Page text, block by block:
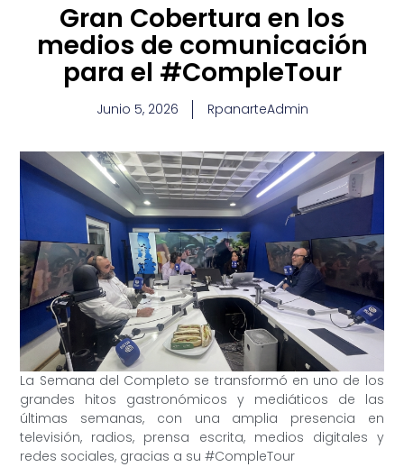
Gran Cobertura en los
medios de comunicación
para el #CompleTour
Junio 5, 2026 RpanarteAdmin
La Semana del Completo se transformó en uno de los
grandes hitos gastronómicos y mediáticos de las
últimas semanas, con una amplia presencia en
televisión, radios, prensa escrita, medios digitales y
redes sociales, gracias a su #CompleTour